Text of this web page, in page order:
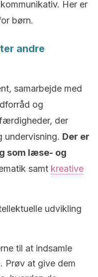
Her er
børn.
andre
samarbejde med
og
der
undervisning. Der er
som læse- og
samt kreative
udvikling
til at indsamle
Prøv at give dem